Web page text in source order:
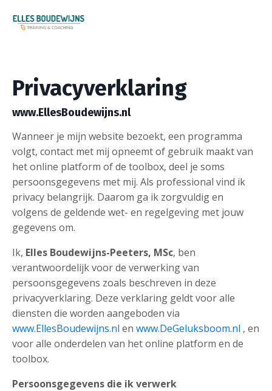
Privacyverklaring
www.EllesBoudewijns.nl
Wanneer je mijn website bezoekt, een programma
volgt, contact met mij opneemt of gebruik maakt van
het online platform of de toolbox, deel je soms
persoonsgegevens met mij. Als professional vind ik
privacy belangrijk. Daarom ga ik zorgvuldig en
volgens de geldende wet- en regelgeving met jouw
gegevens om.
Ik, Elles Boudewijns-Peeters, MSc, ben
verantwoordelijk voor de verwerking van
persoonsgegevens zoals beschreven in deze
privacyverklaring. Deze verklaring geldt voor alle
diensten die worden aangeboden via
www.EllesBoudewijns.nl en www.DeGeluksboom.nl , en
voor alle onderdelen van het online platform en de
toolbox.
Persoonsgegevens die ik verwerk